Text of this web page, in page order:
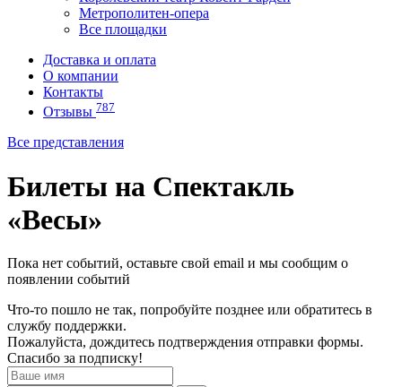
Метрополитен-опера
Все площадки
Доставка и оплата
О компании
Контакты
Отзывы 787
Все представления
Билеты на Спектакль
«Весы»
Пока нет событий, оставьте свой email и мы сообщим о
появлении событий
Что-то пошло не так, попробуйте позднее или обратитесь в
службу поддержки.
Пожалуйста, дождитесь подтверждения отправки формы.
Спасибо за подписку!